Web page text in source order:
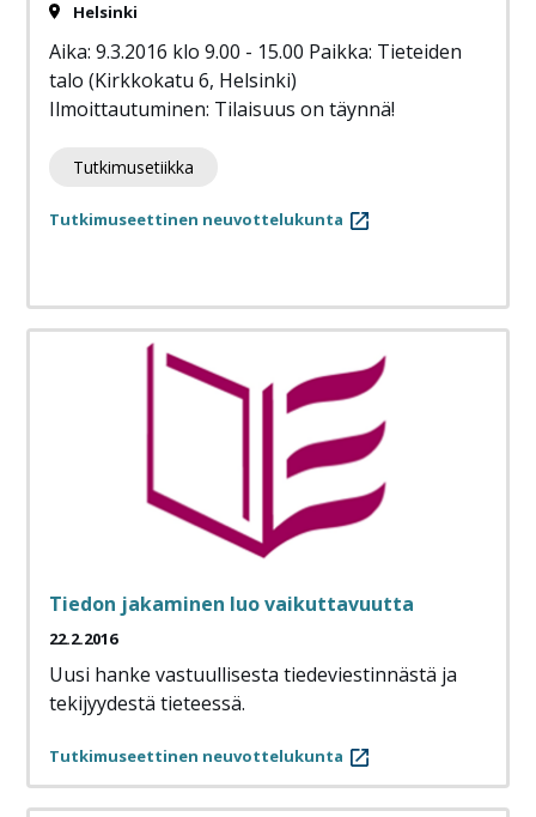
Helsinki
Aika: 9.3.2016 klo 9.00 - 15.00 Paikka: Tieteiden
talo (Kirkkokatu 6, Helsinki)
Ilmoittautuminen: Tilaisuus on täynnä!
Tutkimusetiikka
Tutkimuseettinen neuvottelukunta
Tiedon jakaminen luo vaikuttavuutta
22.2.2016
Uusi hanke vastuullisesta tiedeviestinnästä ja
tekijyydestä tieteessä.
Tutkimuseettinen neuvottelukunta